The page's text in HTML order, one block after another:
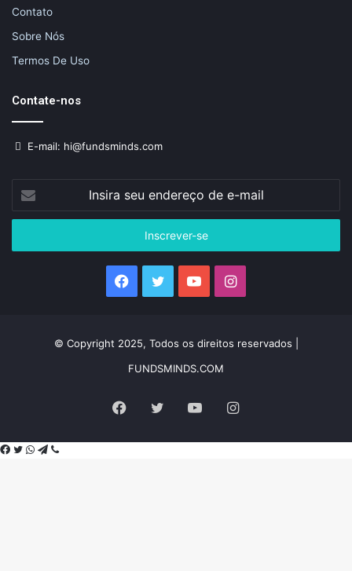
Contato
Sobre Nós
Termos De Uso
Contate-nos
E-mail: hi@fundsminds.com
Insira
seu
endereço
e-
Facebook
Twitter YouTubeInstagram
© Copyright 2025, Todos os direitos reservados |
FUNDSMINDS.COM
Facebook
Twitter YouTubeInstagram
Facebook
Twitter
WhatsApp
Telegram